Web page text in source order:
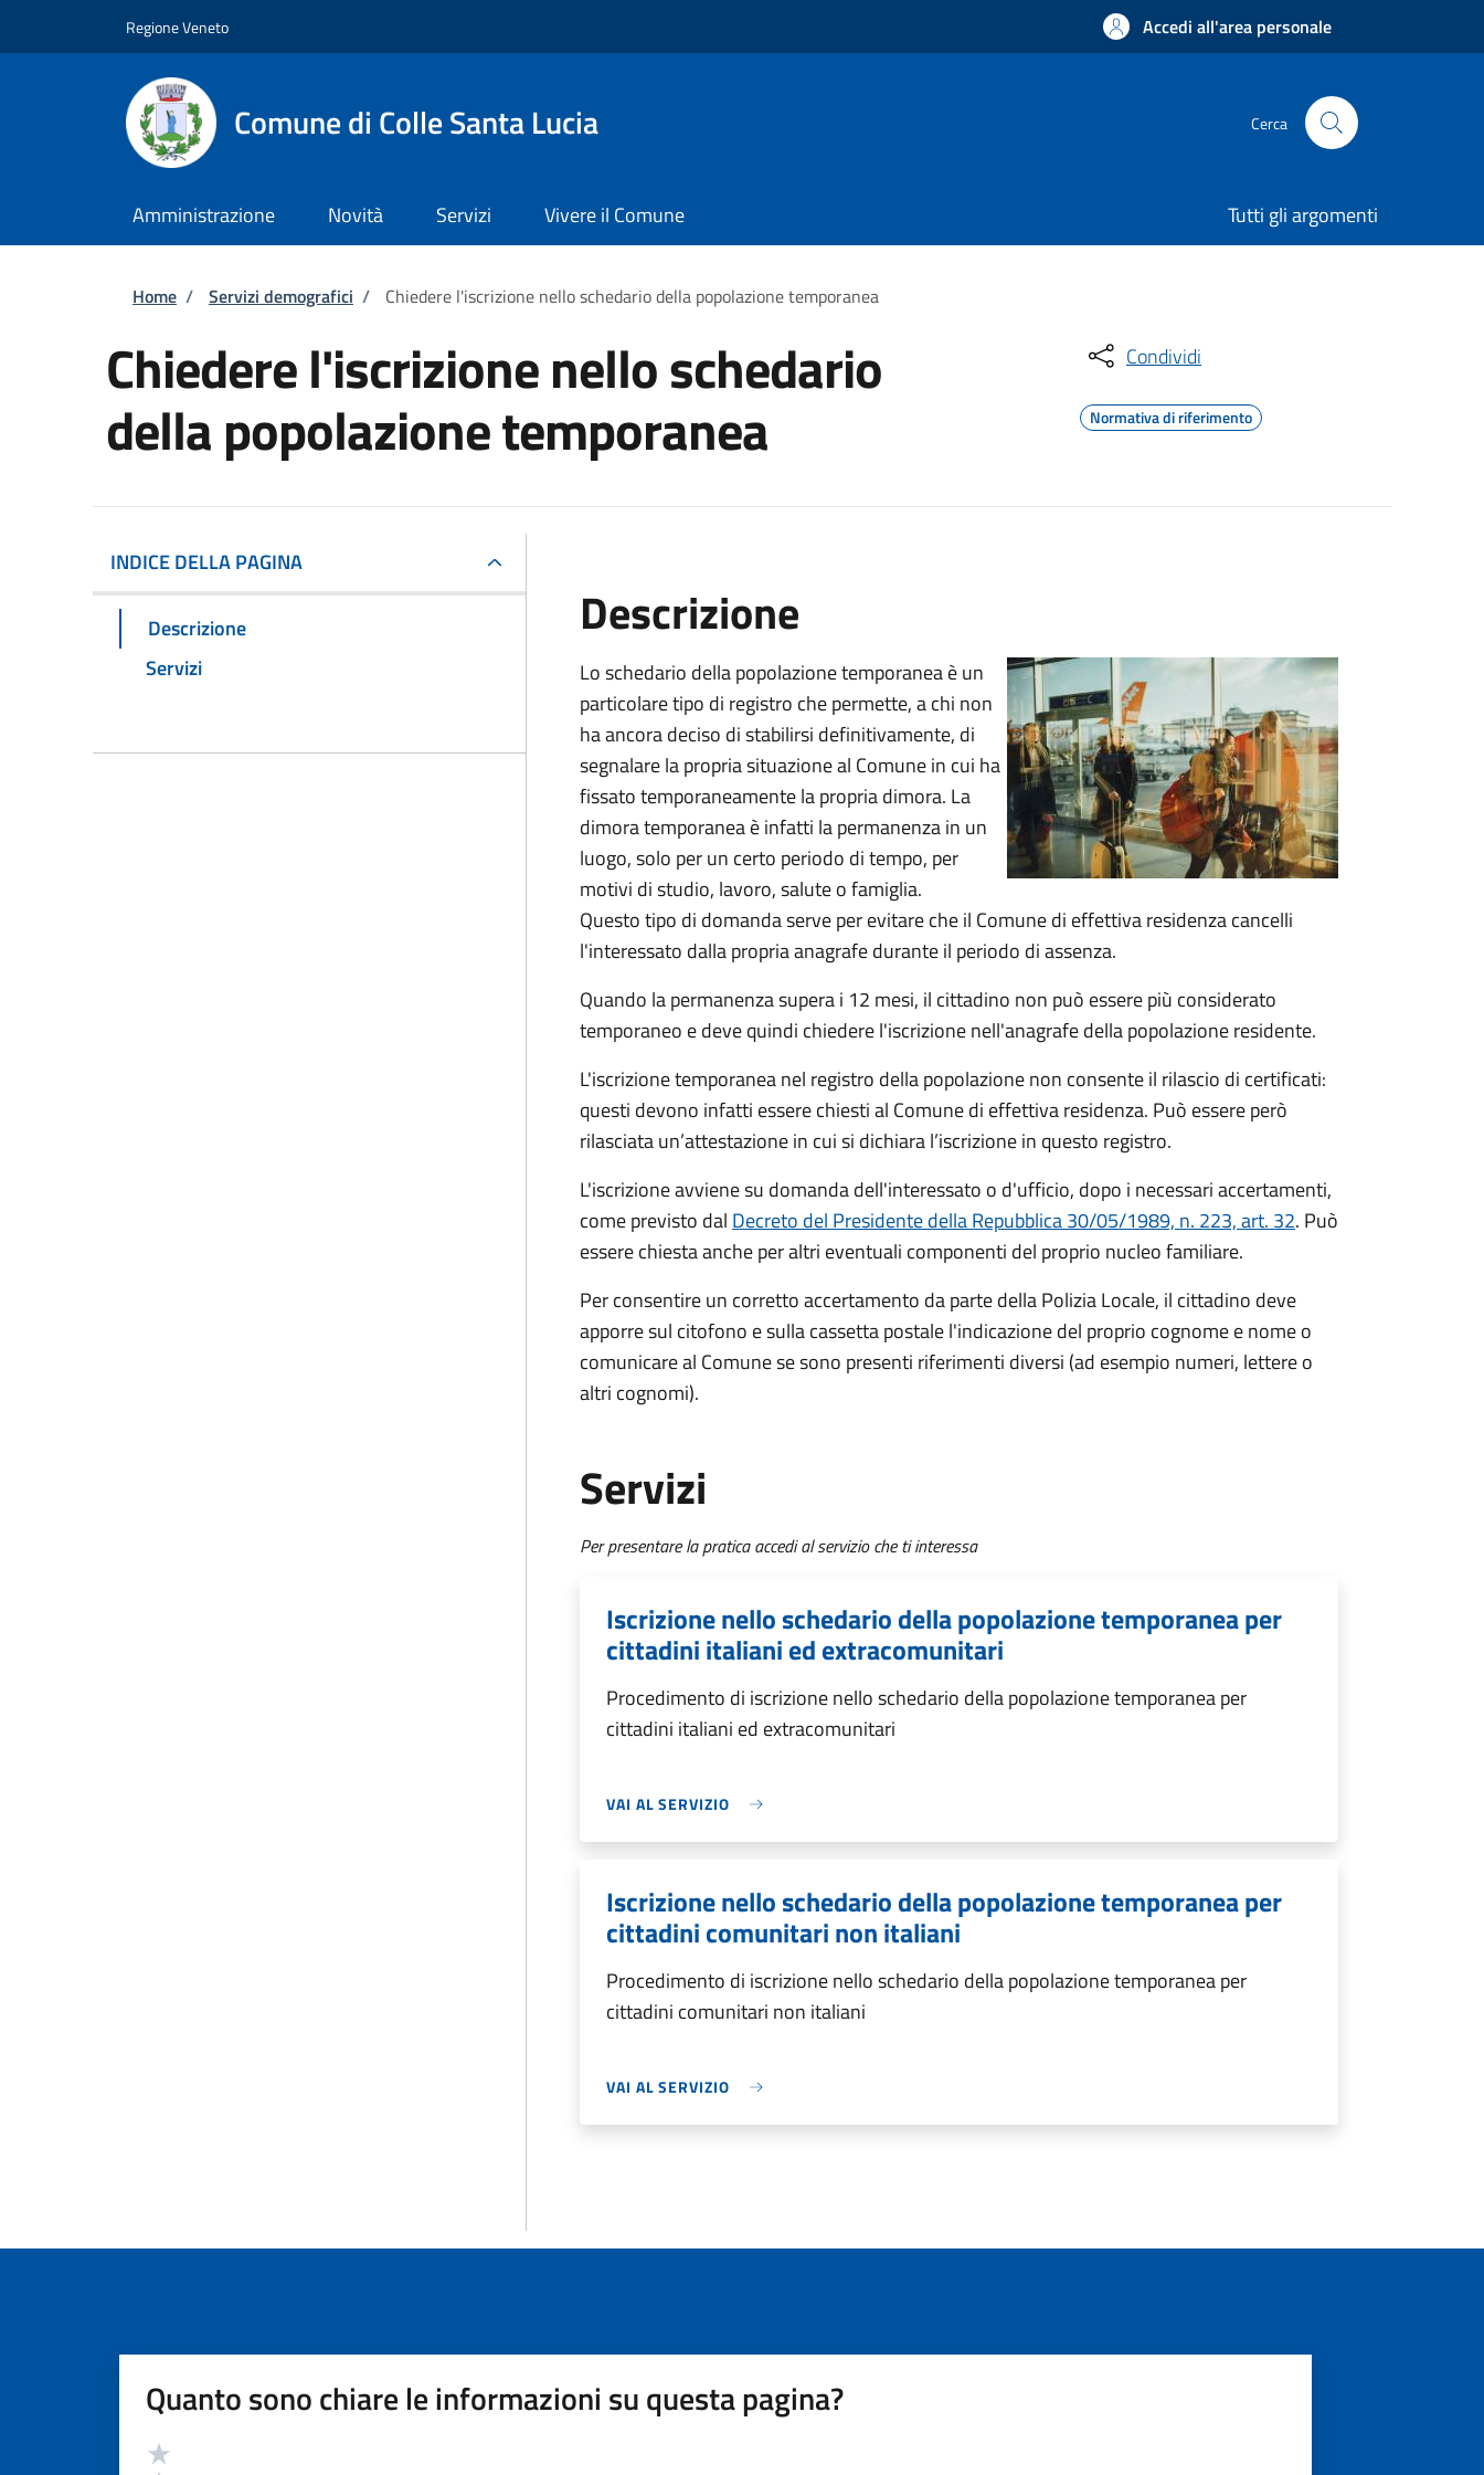
Regione Veneto Accedi all'area personale
Comune di Colle Santa Lucia Cerca
Amministrazione Novità Servizi Vivere il Comune Tutti gli argomenti
Briciole di pane
Home / Servizi demografici / Chiedere l'iscrizione nello schedario della popolazione temporanea
Chiedere l'iscrizione nello schedario
della popolazione temporanea
Condividi
Normativa di riferimento
INDICE DELLA PAGINA
Descrizione
Servizi
Descrizione
Lo schedario della popolazione temporanea è un
particolare tipo di registro che permette, a chi non
ha ancora deciso di stabilirsi definitivamente, di
segnalare la propria situazione al Comune in cui ha
fissato temporaneamente la propria dimora. La
dimora temporanea è infatti la permanenza in un
luogo, solo per un certo periodo di tempo, per
motivi di studio, lavoro, salute o famiglia.
Questo tipo di domanda serve per evitare che il Comune di effettiva residenza cancelli
l'interessato dalla propria anagrafe durante il periodo di assenza.
Quando la permanenza supera i 12 mesi, il cittadino non può essere più considerato
temporaneo e deve quindi chiedere l'iscrizione nell'anagrafe della popolazione residente.
L'iscrizione temporanea nel registro della popolazione non consente il rilascio di certificati:
questi devono infatti essere chiesti al Comune di effettiva residenza. Può essere però
rilasciata un’attestazione in cui si dichiara l’iscrizione in questo registro.
L'iscrizione avviene su domanda dell'interessato o d'ufficio, dopo i necessari accertamenti,
come previsto dal Decreto del Presidente della Repubblica 30/05/1989, n. 223, art. 32. Può
essere chiesta anche per altri eventuali componenti del proprio nucleo familiare.
Per consentire un corretto accertamento da parte della Polizia Locale, il cittadino deve
apporre sul citofono e sulla cassetta postale l'indicazione del proprio cognome e nome o
comunicare al Comune se sono presenti riferimenti diversi (ad esempio numeri, lettere o
altri cognomi).
Servizi
Per presentare la pratica accedi al servizio che ti interessa
Iscrizione nello schedario della popolazione temporanea per
cittadini italiani ed extracomunitari
Procedimento di iscrizione nello schedario della popolazione temporanea per
cittadini italiani ed extracomunitari
VAI AL SERVIZIO
Iscrizione nello schedario della popolazione temporanea per
cittadini comunitari non italiani
Procedimento di iscrizione nello schedario della popolazione temporanea per
cittadini comunitari non italiani
VAI AL SERVIZIO
Quanto sono chiare le informazioni su questa pagina?
Valutazione